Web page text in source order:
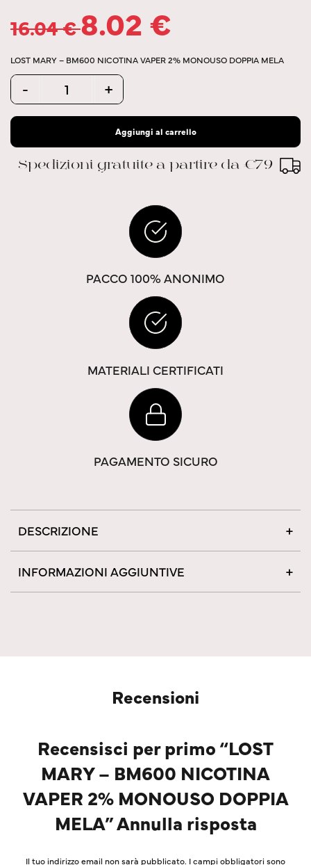
16.04€8.02€
LOST MARY – BM600 NICOTINA VAPER 2% MONOUSO DOPPIA MELA
Quantity
- +
Aggiungi al carrello
Spedizioni gratuite a partire da €79
PACCO 100% ANONIMO
MATERIALI CERTIFICATI
PAGAMENTO SICURO
DESCRIZIONE
INFORMAZIONI AGGIUNTIVE
Recensioni
Recensisci per primo “LOST
MARY – BM600 NICOTINA
VAPER 2% MONOUSO DOPPIA
MELA” Annulla risposta
Il tuo indirizzo email non sarà pubblicato. I campi obbligatori sono